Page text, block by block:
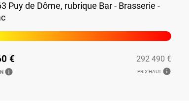
Puy de Dôme, rubrique Bar - Brasserie -
€
info
292 490 €
PRIX HAUT info